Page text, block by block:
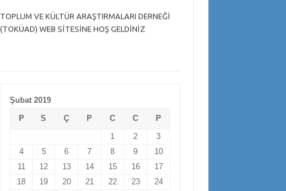
TOPLUM VE KÜLTÜR ARAŞTIRMALARI DERNEĞİ
(TOKÜAD) WEB SİTESİNE HOŞ GELDİNİZ
Şubat 2019
P
S Ç P C C
P
1
2
3
4
5 6 7 8 9
10
11
12 13 14 15 16
17
18
19 20 21 22 23 24